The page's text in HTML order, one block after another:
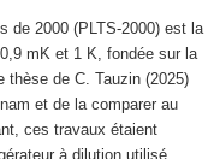
de 2000 (PLTS-2000) est la
mK et 1 K, fondée sur la
thèse de C. Tauzin (2025)
et de la comparer au
ces travaux étaient
à dilution utilisé.